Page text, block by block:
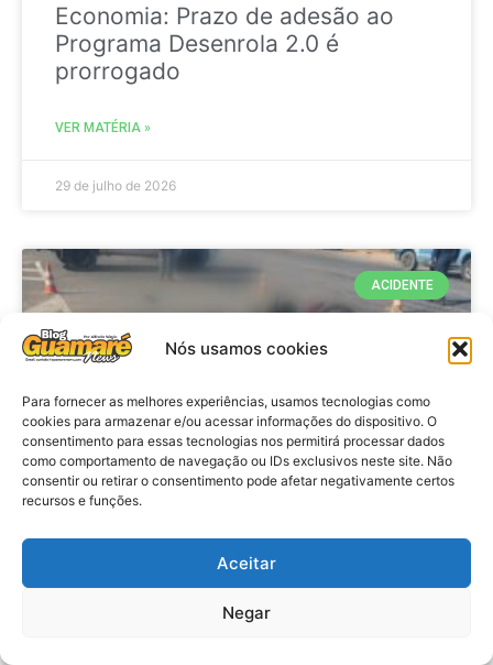
Nós usamos cookies
Para fornecer as melhores experiências, usamos tecnologias como
cookies para armazenar e/ou acessar informações do dispositivo. O
consentimento para essas tecnologias nos permitirá processar dados
como comportamento de navegação ou IDs exclusivos neste site. Não
consentir ou retirar o consentimento pode afetar negativamente certos
recursos e funções.
Aceitar
Negar
Economia: Prazo de adesão ao
Programa Desenrola 2.0 é
prorrogado
VER MATÉRIA »
29 de julho de 2026
ACIDENTE
Acidente: A caminho do trabalho
professora se envolve em
acidente e vai a obito na RN 118
no Alto do Rodrigues, RN